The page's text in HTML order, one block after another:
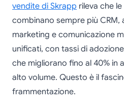
vendite di Skrapp rileva che
combinano sempre più CRM,
marketing e comunicazione
unificati, con tassi di
che migliorano fino al 40% in
alto volume. Questo è il
frammentazione.